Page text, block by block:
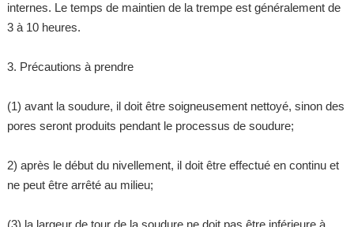
internes. Le temps de maintien de la trempe est généralement de
3 à 10 heures.
3. Précautions à prendre
(1) avant la soudure, il doit être soigneusement nettoyé, sinon des
pores seront produits pendant le processus de soudure;
2) après le début du nivellement, il doit être effectué en continu et
ne peut être arrêté au milieu;
(3) la largeur de tour de la soudure ne doit pas être inférieure à